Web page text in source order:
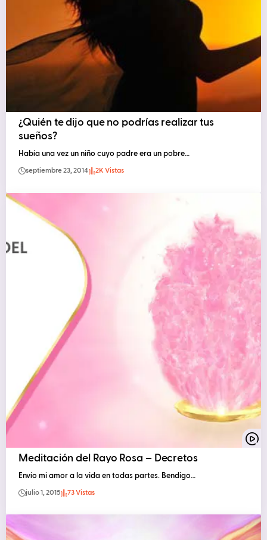
¿Quién te dijo que no podrías realizar tus
sueños?
Había una vez un niño cuyo padre era un pobre…
septiembre 23, 2014 2K Vistas
Meditación del Rayo Rosa – Decretos
Envío mi amor a la vida en todas partes. Bendigo…
julio 1, 2015 73 Vistas